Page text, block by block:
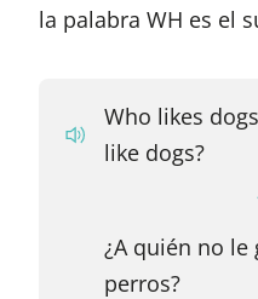
la palabra WH es el
Who likes
like dogs?
¿A quién no le
perros?